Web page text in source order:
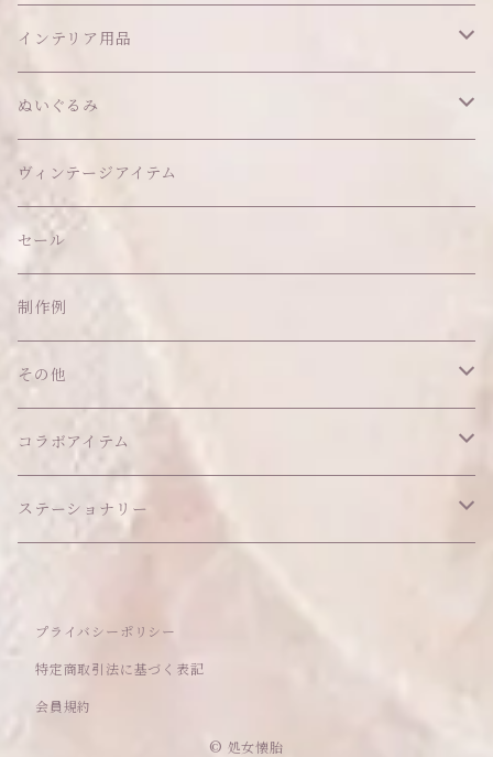
アウター
トップス
ボトムス
ヘッドアイテム
ヘアクリップ
ヘッドドレス
アクセサリー
イヤリング
ピアス
ソックス
バッグ
ショルダーバッグ
お散歩バッグ
ポーチ
コインケース
カードケース
キーホルダー
その他
インテリア用品
オブジェ
ウォールデコ
その他
ティッシュケース
クッション・座布団
ハンガー
マット
ぬいぐるみ
ぬいちゃん本体
アクセサリー
ヘッドドレス Sサイズ
ヘッドドレス Mサイズ
アウトフィット
その他
ヴィンテージアイテム
セール
制作例
その他
あこがれシリーズ
福音シリーズ
おもちゃ
セレクトアイテム
コラボアイテム
はるぽんの愛のつづき♡はるぽん生誕祭2026
ステーショナリー
プライバシーポリシー
特定商取引法に基づく表記
会員規約
© 処女懐胎